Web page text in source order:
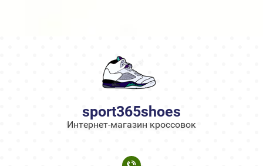
sport365shoes
Интернет-магазин кроссовок